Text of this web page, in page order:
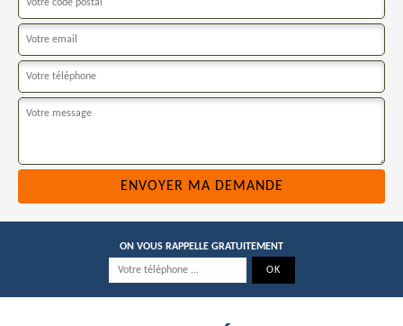
ON VOUS RAPPELLE GRATUITEMENT